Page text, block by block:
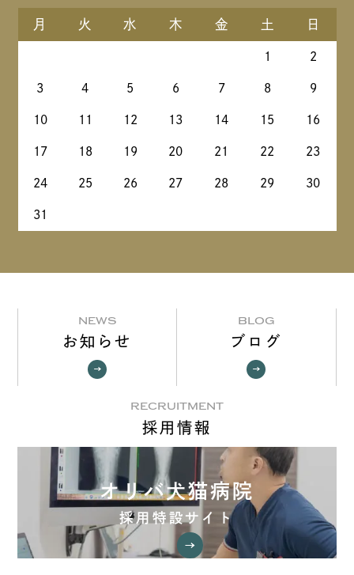
月 火 水 木 金 土 日
1 2
3 4 5 6 7 8 9
10 11 12 13 14 15 16
17 18 19 20 21 22 23
24 25 26 27 28 29 30
31
NEWS
お知らせ
BLOG
ブログ
RECRUITMENT
採用情報
オリバ犬猫病院
採用特設サイト